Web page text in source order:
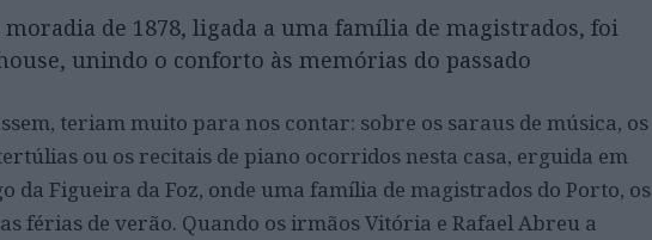
moradia de 1878, ligada a uma família de magistrados, foi
unindo o conforto às memórias do passado
teriam muito para nos contar: sobre os saraus de música, os
ou os recitais de piano ocorridos nesta casa, erguida em
da Figueira da Foz, onde uma família de magistrados do Porto, os
férias de verão. Quando os irmãos Vitória e Rafael Abreu a